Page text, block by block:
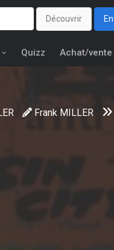
Découvrir
Quizz Achat/vente
Frank MILLER